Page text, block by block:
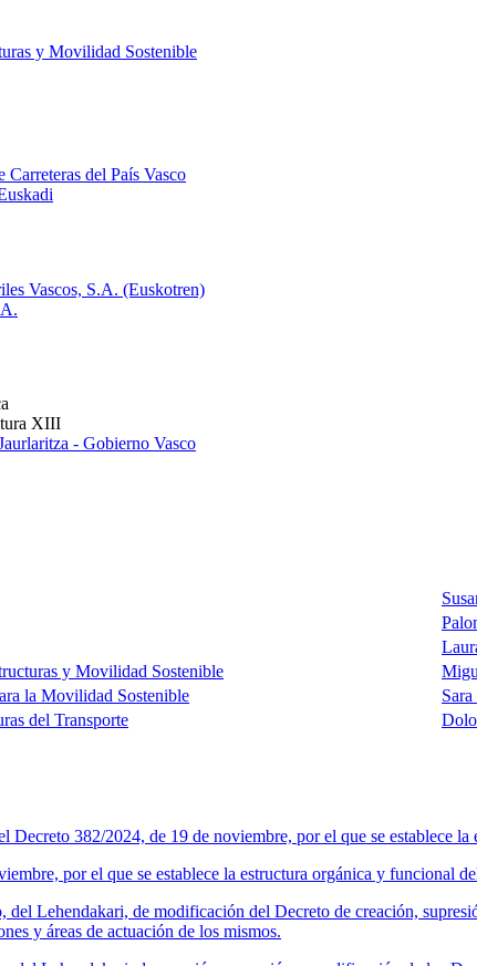
y Movilidad Sostenible
del País Vasco
Vascos, S.A. (Euskotren)
XIII
- Gobierno Vasco
y Movilidad Sostenible
la Movilidad Sostenible
del Transporte
382/2024, de 19 de noviembre, por el que se establece
por el que se establece la estructura orgánica y funcional
Lehendakari, de modificación del Decreto de creación,
y áreas de actuación de los mismos.